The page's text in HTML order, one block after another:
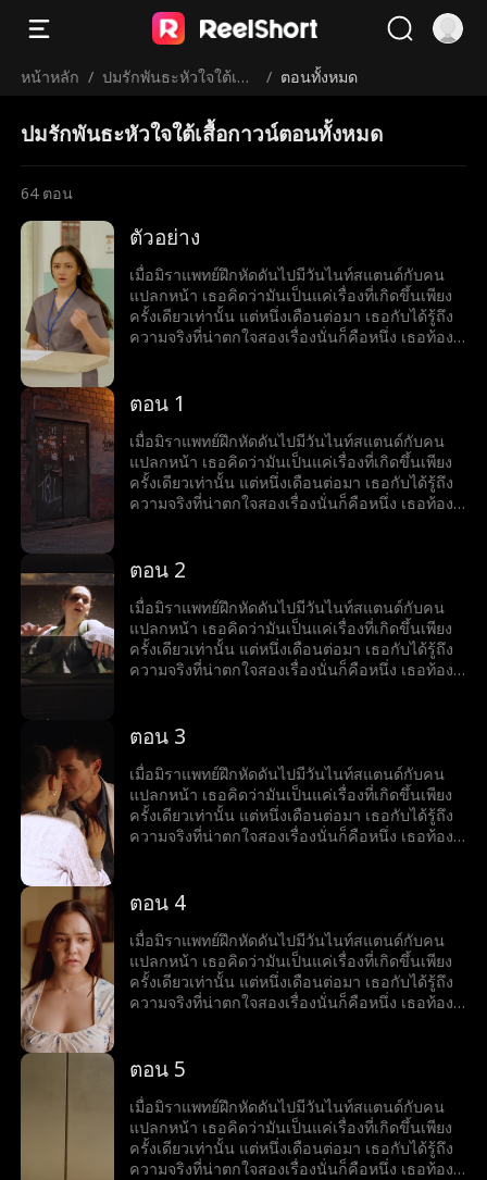
หน้าหลัก / ปมรักพันธะหัวใจใต้เสื้อ
/ ตอนทั้งหมด
ปมรักพันธะหัวใจใต้เสื้อกาวน์ตอนทั้งหมด
64 ตอน
ตัวอย่าง
เมื่อมิราแพทย์ฝึกหัดดันไปมีวันไนท์สแตนด์กับคน
แปลกหน้า เธอคิดว่ามันเป็นแค่เรื่องที่เกิดขึ้นเพียง
ครั้งเดียวเท่านั้น แต่หนึ่งเดือนต่อมา เธอกับได้รู้ถึง
ความจริงที่น่าตกใจสองเรื่องนั่นก็คือหนึ่ง เธอท้อง
ความลับของมิราถูกเปิดโปง ศัตรุของเธอก็มาเยือน
ของวายุก็ด้วยที่พากันพยายามจับเธอกับวายุแยก
ออกจากกัน ขณะที่แรงกดดันรายล้อมรอบด้าน
พวกเขาจะฝ่าฟันผ่านความโกลาหลและค้นพบรัก
ระหว่างเส้นทางแห่งอุปสรรคได้หรือไม่
ตอน 1
เมื่อมิราแพทย์ฝึกหัดดันไปมีวันไนท์สแตนด์กับคน
แปลกหน้า เธอคิดว่ามันเป็นแค่เรื่องที่เกิดขึ้นเพียง
ครั้งเดียวเท่านั้น แต่หนึ่งเดือนต่อมา เธอกับได้รู้ถึง
ความจริงที่น่าตกใจสองเรื่องนั่นก็คือหนึ่ง เธอท้อง
ความลับของมิราถูกเปิดโปง ศัตรุของเธอก็มาเยือน
ของวายุก็ด้วยที่พากันพยายามจับเธอกับวายุแยก
ออกจากกัน ขณะที่แรงกดดันรายล้อมรอบด้าน
พวกเขาจะฝ่าฟันผ่านความโกลาหลและค้นพบรัก
ระหว่างเส้นทางแห่งอุปสรรคได้หรือไม่
ตอน 2
เมื่อมิราแพทย์ฝึกหัดดันไปมีวันไนท์สแตนด์กับคน
แปลกหน้า เธอคิดว่ามันเป็นแค่เรื่องที่เกิดขึ้นเพียง
ครั้งเดียวเท่านั้น แต่หนึ่งเดือนต่อมา เธอกับได้รู้ถึง
ความจริงที่น่าตกใจสองเรื่องนั่นก็คือหนึ่ง เธอท้อง
ความลับของมิราถูกเปิดโปง ศัตรุของเธอก็มาเยือน
ของวายุก็ด้วยที่พากันพยายามจับเธอกับวายุแยก
ออกจากกัน ขณะที่แรงกดดันรายล้อมรอบด้าน
พวกเขาจะฝ่าฟันผ่านความโกลาหลและค้นพบรัก
ระหว่างเส้นทางแห่งอุปสรรคได้หรือไม่
ตอน 3
เมื่อมิราแพทย์ฝึกหัดดันไปมีวันไนท์สแตนด์กับคน
แปลกหน้า เธอคิดว่ามันเป็นแค่เรื่องที่เกิดขึ้นเพียง
ครั้งเดียวเท่านั้น แต่หนึ่งเดือนต่อมา เธอกับได้รู้ถึง
ความจริงที่น่าตกใจสองเรื่องนั่นก็คือหนึ่ง เธอท้อง
ความลับของมิราถูกเปิดโปง ศัตรุของเธอก็มาเยือน
ของวายุก็ด้วยที่พากันพยายามจับเธอกับวายุแยก
ออกจากกัน ขณะที่แรงกดดันรายล้อมรอบด้าน
พวกเขาจะฝ่าฟันผ่านความโกลาหลและค้นพบรัก
ระหว่างเส้นทางแห่งอุปสรรคได้หรือไม่
ตอน 4
เมื่อมิราแพทย์ฝึกหัดดันไปมีวันไนท์สแตนด์กับคน
แปลกหน้า เธอคิดว่ามันเป็นแค่เรื่องที่เกิดขึ้นเพียง
ครั้งเดียวเท่านั้น แต่หนึ่งเดือนต่อมา เธอกับได้รู้ถึง
ความจริงที่น่าตกใจสองเรื่องนั่นก็คือหนึ่ง เธอท้อง
ความลับของมิราถูกเปิดโปง ศัตรุของเธอก็มาเยือน
ของวายุก็ด้วยที่พากันพยายามจับเธอกับวายุแยก
ออกจากกัน ขณะที่แรงกดดันรายล้อมรอบด้าน
พวกเขาจะฝ่าฟันผ่านความโกลาหลและค้นพบรัก
ระหว่างเส้นทางแห่งอุปสรรคได้หรือไม่
ตอน 5
เมื่อมิราแพทย์ฝึกหัดดันไปมีวันไนท์สแตนด์กับคน
แปลกหน้า เธอคิดว่ามันเป็นแค่เรื่องที่เกิดขึ้นเพียง
ครั้งเดียวเท่านั้น แต่หนึ่งเดือนต่อมา เธอกับได้รู้ถึง
ความจริงที่น่าตกใจสองเรื่องนั่นก็คือหนึ่ง เธอท้อง